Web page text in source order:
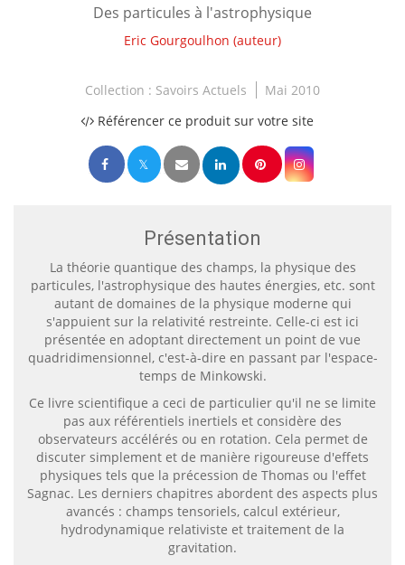
Des particules à l'astrophysique
Eric Gourgoulhon (auteur)
Collection : Savoirs Actuels
Mai 2010
Référencer ce produit sur votre site
Présentation
La théorie quantique des champs, la physique des
particules, l'astrophysique des hautes énergies, etc. sont
autant de domaines de la physique moderne qui
s'appuient sur la relativité restreinte. Celle-ci est ici
présentée en adoptant directement un point de vue
quadridimensionnel, c'est-à-dire en passant par l'espace-
temps de Minkowski.
Ce livre scientifique a ceci de particulier qu'il ne se limite
pas aux référentiels inertiels et considère des
observateurs accélérés ou en rotation. Cela permet de
discuter simplement et de manière rigoureuse d'effets
physiques tels que la précession de Thomas ou l'effet
Sagnac. Les derniers chapitres abordent des aspects plus
avancés : champs tensoriels, calcul extérieur,
hydrodynamique relativiste et traitement de la
gravitation.